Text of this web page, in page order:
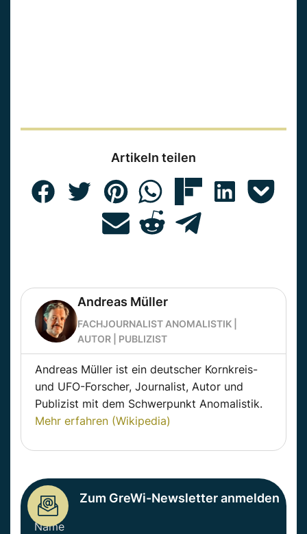
Artikeln teilen
Andreas Müller
FACHJOURNALIST ANOMALISTIK |
AUTOR | PUBLIZIST
Andreas Müller ist ein deutscher Kornkreis-
und UFO-Forscher, Journalist, Autor und
Publizist mit dem Schwerpunkt Anomalistik.
Mehr erfahren (Wikipedia)
Zum GreWi-Newsletter anmelden